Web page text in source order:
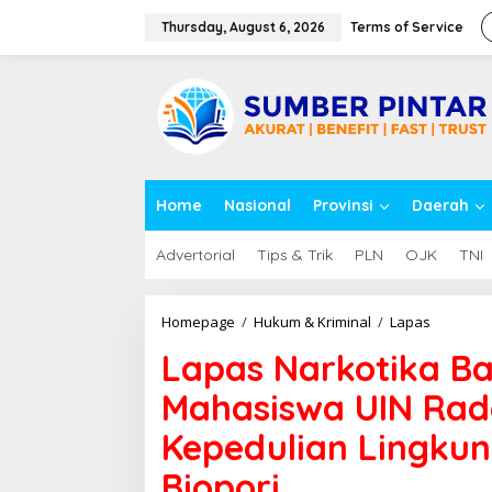
Thursday, August 6, 2026 Terms of Service
Home Nasional Provinsi Daerah
Advertorial Tips & Trik PLN OJK TNI
Homepage / Hukum & Kriminal / Lapas
p
a
s
N
a
r
Lapas Narkotika
Mahasiswa UIN
Kepedulian